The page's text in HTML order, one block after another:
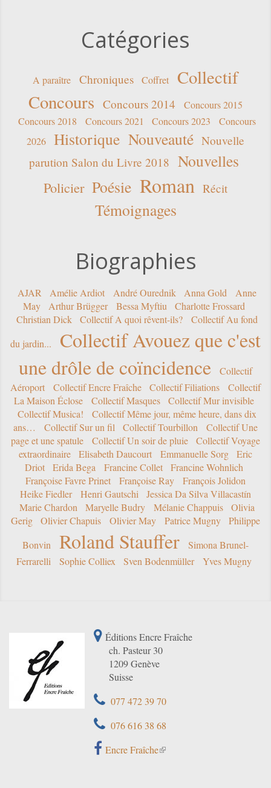
Catégories
A paraître Chroniques Coffret
Collectif
Concours Concours 2014
Concours 2015
Concours 2018
Concours 2021 Concours 2023
Concours
2026
Historique Nouveauté Nouvelle
parution Salon du Livre 2018 Nouvelles
Policier Poésie Roman Récit
Témoignages
Biographies
AJAR Amélie Ardiot André Ourednik Anna Gold
Anne
May
Arthur Brügger Bessa Myftiu
Charlotte Frossard
Christian Dick
Collectif A quoi rêvent-ils?
Collectif Au fond
du jardin...
Collectif Avouez que c'est
une drôle de coïncidence
Collectif
Aéroport
Collectif Encre Fraîche Collectif Filiations
Collectif
La Maison Éclose
Collectif Masques
Collectif Mur invisible
Collectif Musica!
Collectif Même jour, même heure, dans dix
ans…
Collectif Sur un fil Collectif Tourbillon
Collectif Une
page et une spatule
Collectif Un soir de pluie
Collectif Voyage
extraordinaire
Elisabeth Daucourt Emmanuelle Sorg
Eric
Driot
Erida Bega Francine Collet
Francine Wohnlich
Françoise Favre Prinet
Françoise Ray
François Jolidon
Heike Fiedler
Henri Gautschi
Jessica Da Silva Villacastín
Marie Chardon
Maryelle Budry Mélanie Chappuis
Olivia
Gerig
Olivier Chapuis Olivier May Patrice Mugny
Philippe
Bonvin
Roland Stauffer
Simona Brunel-
Ferrarelli
Sophie Colliex Sven Bodenmüller Yves Mugny
Éditions Encre Fraîche
ch. Pasteur 30
1209 Genève
Suisse
077 472 39 70
076 616 38 68
Encre Fraîche